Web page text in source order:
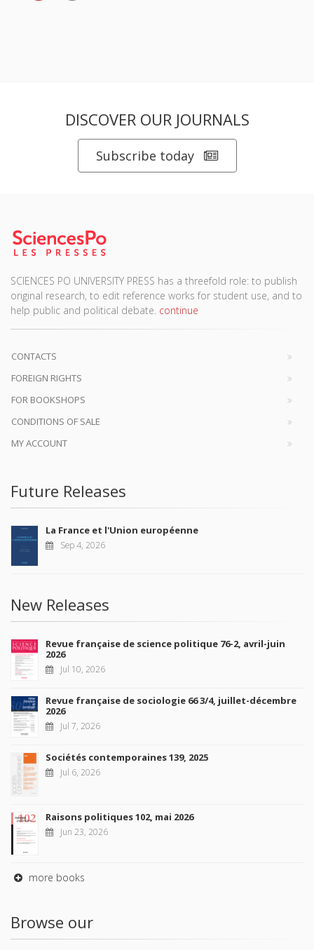
DISCOVER OUR JOURNALS
Subscribe today
SCIENCES PO UNIVERSITY PRESS has a threefold role: to publish
original research, to edit reference works for student use, and to
help public and political debate. continue
CONTACTS
FOREIGN RIGHTS
FOR BOOKSHOPS
CONDITIONS OF SALE
MY ACCOUNT
Future Releases
La France et l'Union européenne
Sep 4, 2026
New Releases
Revue française de science politique 76-2, avril-juin
2026
Jul 10, 2026
Revue française de sociologie 66 3/4, juillet-décembre
2026
Jul 7, 2026
Sociétés contemporaines 139, 2025
Jul 6, 2026
Raisons politiques 102, mai 2026
Jun 23, 2026
more books
Browse our